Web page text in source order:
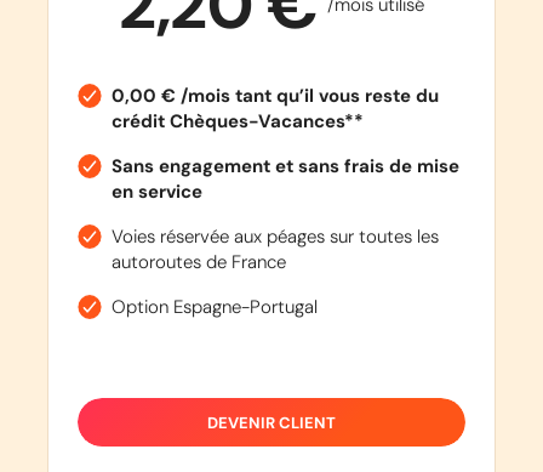
/mois utilisé
0,00 € /mois tant qu’il vous reste du
crédit Chèques-Vacances**
Sans engagement et sans frais de mise
en service
Voies réservée aux péages sur toutes les
autoroutes de France
Option Espagne-Portugal
DEVENIR CLIENT